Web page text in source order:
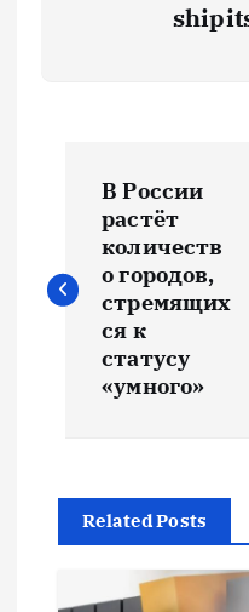
в
В России
растёт
количеств
о городов,
стремящих
ся к
статусу
«умного»
Related Posts